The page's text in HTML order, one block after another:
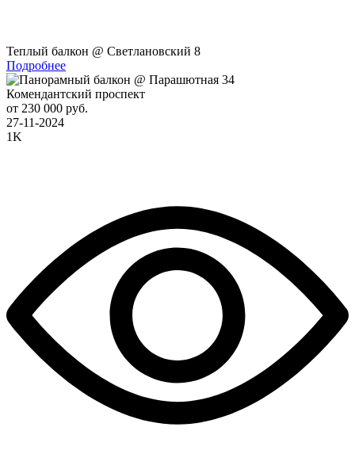
Теплый балкон @ Светлановский 8
Подробнее
Комендантский проспект
от 230 000 руб.
27-11-2024
1K